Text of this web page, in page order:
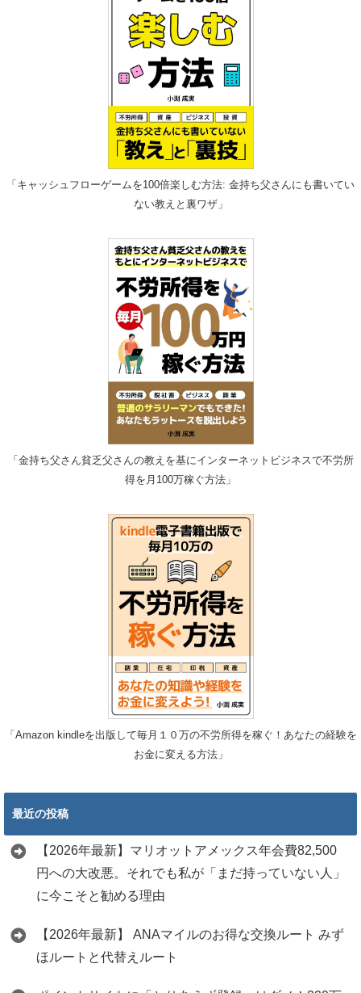
「キャッシュフローゲームを100倍楽しむ方法: 金持ち父さんにも書いてい
ない教えと裏ワザ」
「金持ち父さん貧乏父さんの教えを基にインターネットビジネスで不労所
得を月100万稼ぐ方法」
「Amazon kindleを出版して毎月１０万の不労所得を稼ぐ！あなたの経験を
お金に変える方法」
最近の投稿
【2026年最新】マリオットアメックス年会費82,500
円への大改悪。それでも私が「まだ持っていない人」
に今こそと勧める理由
【2026年最新】 ANAマイルのお得な交換ルート みず
ほルートと代替えルート